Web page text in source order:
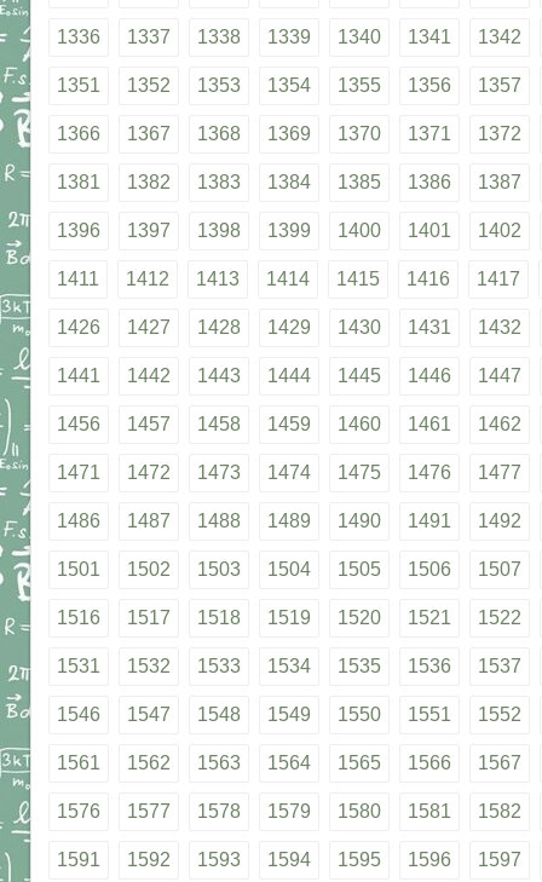
1336 1337 1338 1339 1340 1341 1342
1351 1352 1353 1354 1355 1356 1357
1366 1367 1368 1369 1370 1371 1372
1381 1382 1383 1384 1385 1386 1387
1396 1397 1398 1399 1400 1401 1402
1411 1412 1413 1414 1415 1416 1417
1426 1427 1428 1429 1430 1431 1432
1441 1442 1443 1444 1445 1446 1447
1456 1457 1458 1459 1460 1461 1462
1471 1472 1473 1474 1475 1476 1477
1486 1487 1488 1489 1490 1491 1492
1501 1502 1503 1504 1505 1506 1507
1516 1517 1518 1519 1520 1521 1522
1531 1532 1533 1534 1535 1536 1537
1546 1547 1548 1549 1550 1551 1552
1561 1562 1563 1564 1565 1566 1567
1576 1577 1578 1579 1580 1581 1582
1591 1592 1593 1594 1595 1596 1597